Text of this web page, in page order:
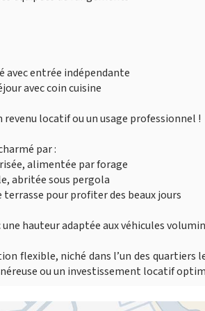
avec entrée indépendante
avec coin cuisine
locatif ou un usage professionnel !
par :
alimentée par forage
abritée sous pergola
pour profiter des beaux jours
hauteur adaptée aux véhicules
flexible, niché dans l’un des quartiers
ou un investissement locatif